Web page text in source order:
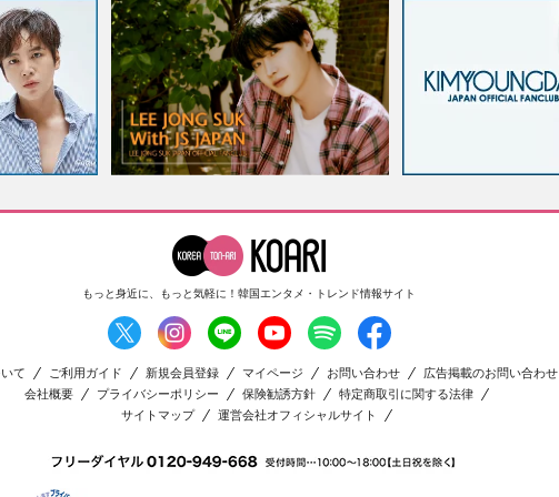
もっと身近に、もっと気軽に！ 韓国エンタメ・トレンド情報サイト
て ご利用ガイド 新規会員登録 マイページ お問い合わせ
広告掲載のお問い合わせ
会社概要
プライバシーポリシー 保険勧誘方針
特定商取引に関する法律
サイトマップ
運営会社オフィシャルサイト